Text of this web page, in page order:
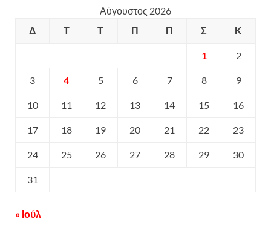
Αύγουστος 2026
Δ
Τ Τ Π Π Σ Κ
1 2
3 4 5 6 7 8 9
10 11 12 13 14 15 16
17 18 19 20 21 22 23
24 25 26 27 28 29 30
31
« Ιούλ